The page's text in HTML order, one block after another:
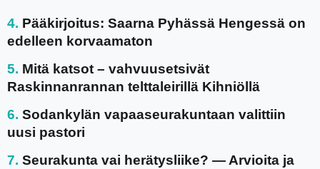
Pääkirjoitus: Saarna Pyhässä Hengessä on
edelleen korvaamaton
Mitä katsot – vahvuusetsivät
Raskinnanrannan telttaleirillä Kihniöllä
Sodankylän vapaaseurakuntaan valittiin
uusi pastori
Seurakunta vai herätysliike? — Arvioita ja